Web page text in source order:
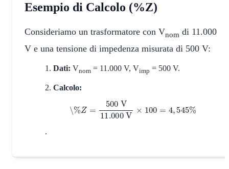
Esempio di Calcolo (%Z)
Consideriamo un trasformatore con Vnom di 11.000
V e una tensione di impedenza misurata di 500 V:
Dati: Vnom = 11.000 V, Vimp = 500 V.
Calcolo:
\%Z= 500V11.000 V ×100= 4, 545%
.